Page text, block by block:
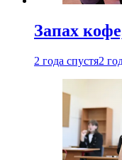
Запах
2 года спустя2